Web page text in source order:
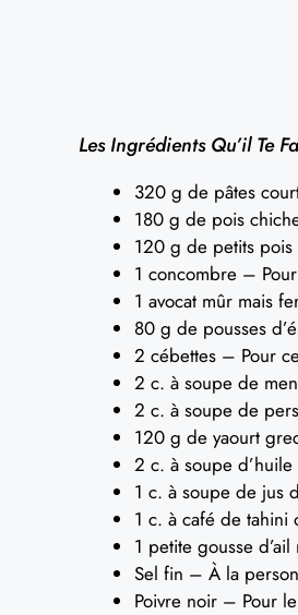
Les Ingrédients Qu’il Te
320 g de pâtes
180 g de pois
120 g de petits pois
1 concombre –
1 avocat mûr mais
80 g de pousses
2 cébettes – Pour
2 c. à soupe de
2 c. à soupe de
120 g de yaourt
2 c. à soupe
1 c. à soupe de jus
1 c. à café de
1 petite gousse
Sel fin – À la
Poivre noir – Pour